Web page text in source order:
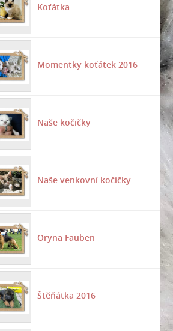
Koťátka
Momentky koťátek 2016
Naše kočičky
Naše venkovní kočičky
Oryna Fauben
Štěňátka 2016